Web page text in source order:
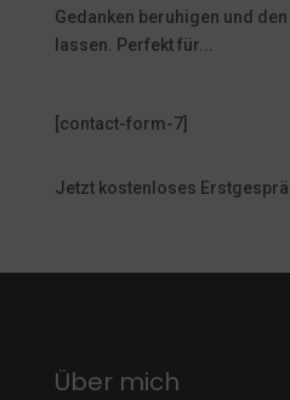
Gedanken beruhigen und
lassen. Perfekt für...
[contact-form-7]
Jetzt kostenloses
Über mich